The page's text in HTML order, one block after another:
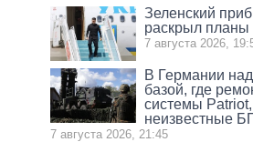
Зеленский
раскрыл планы
7 августа 2026,
В Германии
базой, где
системы
неизвестные
7 августа 2026, 21:45